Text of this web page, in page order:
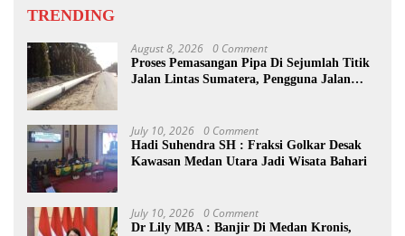
TRENDING
August 8, 2026 0 Comment
Proses Pemasangan Pipa Di Sejumlah Titik
Jalan Lintas Sumatera, Pengguna Jalan
July 10, 2026 0 Comment
Hadi Suhendra SH : Fraksi Golkar Desak
Kawasan Medan Utara Jadi Wisata Bahari
July 10, 2026 0 Comment
Dr Lily MBA : Banjir Di Medan Kronis,